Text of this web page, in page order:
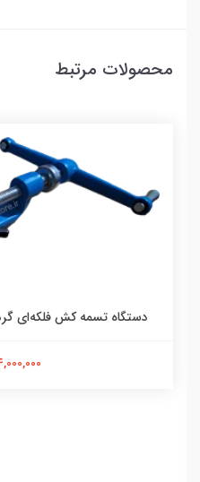
محصولات مرتبط
دستگاه تسمه کش فلکه‌ای
34,000,000